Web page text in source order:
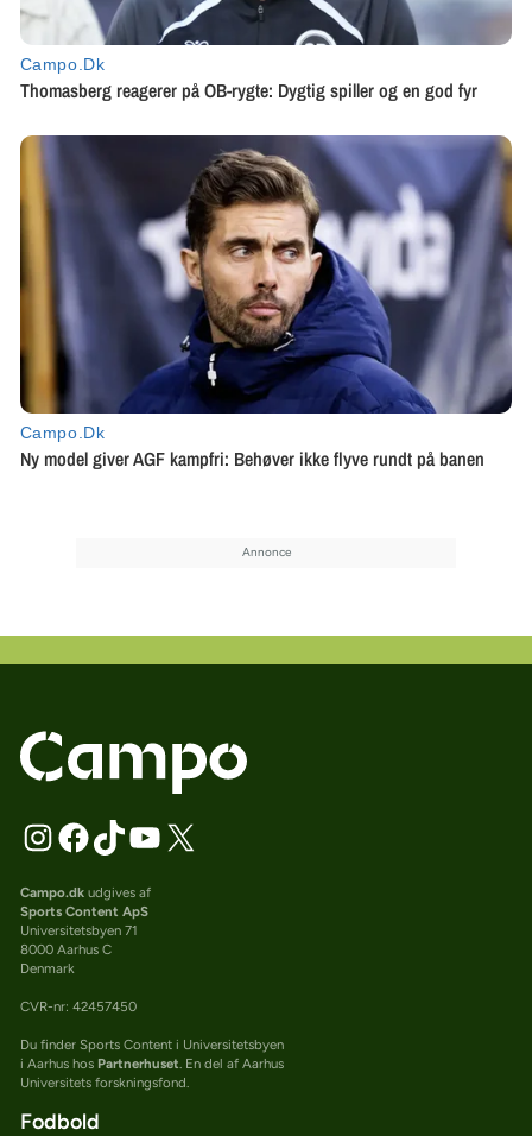
Campo.dkudgives af
Sports Content ApS
Universitetsbyen 71
8000 Aarhus C
Denmark
CVR-nr: 42457450
Du finder Sports Content i Universitetsbyen
i Aarhus hos Partnerhuset . En del af Aarhus
Universitets forskningsfond.
Fodbold